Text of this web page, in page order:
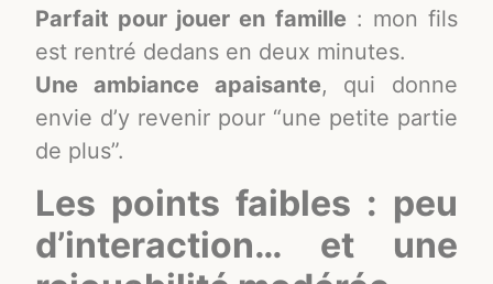
Parfait pour jouer en famille : mon fils
est rentré dedans en deux minutes.
Une ambiance apaisante, qui donne
envie d’y revenir pour “une petite partie
de plus”.
Les points faibles : peu
d’interaction… et une